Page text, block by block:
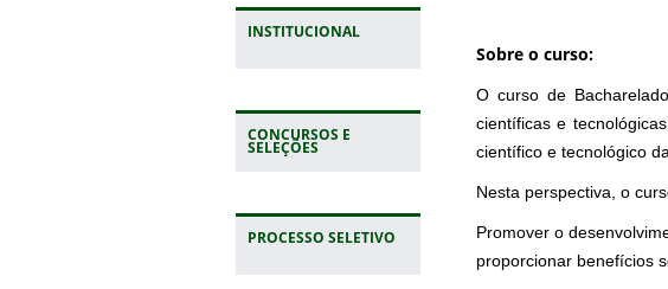
INSTITUCIONAL
CONCURSOS E
SELEÇÕES
PROCESSO SELETIVO
Sobre o curso:
O curso de
científicas e
científico e tecnológico
Nesta perspectiva, o
Promover o
proporcionar benefícios